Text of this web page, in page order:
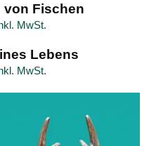
von Fischen
MwSt.
Lebens
MwSt.